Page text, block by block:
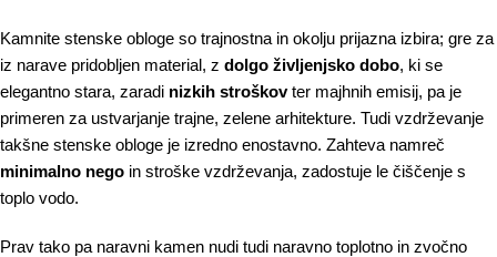
Kamnite stenske obloge so trajnostna in okolju prijazna izbira; gre za
iz narave pridobljen material, z dolgo življenjsko dobo, ki se
elegantno stara, zaradi nizkih stroškovter majhnih emisij, pa je
primeren za ustvarjanje trajne, zelene arhitekture. Tudi vzdrževanje
takšne stenske obloge je izredno enostavno. Zahteva namreč
minimalno nego in stroške vzdrževanja, zadostuje le čiščenje s
toplo vodo.
Prav tako pa naravni kamen nudi tudi naravno toplotno in zvočno